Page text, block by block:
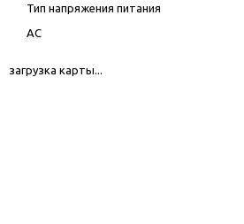
Тип напряжения питания
AC
загрузка карты...